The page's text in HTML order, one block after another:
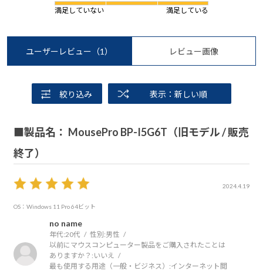
満足していない
満足している
ユーザーレビュー （1） レビュー画像
絞り込み 表示：新しい順
■製品名： MousePro BP-I5G6T（旧モデル / 販売
終了）
2024.4.19
OS：Windows 11 Pro 64ビット
no name
年代:20代 性別:男性
以前にマウスコンピューター製品をご購入されたことは
ありますか？: いいえ
最も使用する用途（一般・ビジネス）:インターネット閲